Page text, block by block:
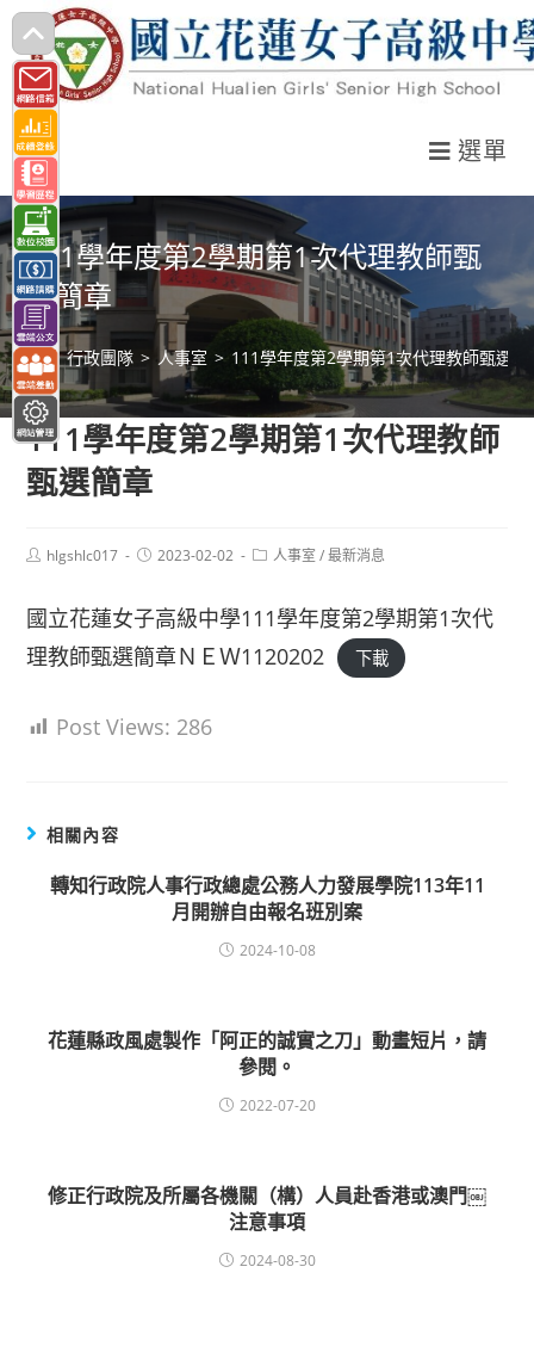
跳
轉
至
主
要
內
容
選單
111學年度第2學期第1次代理教師甄
選簡章
> 行政團隊 > 人事室 > 111學年度第2學期第1次代理教師甄選簡
111學年度第2學期第1次代理教師
甄選簡章
Posthlgshlc017
Post2023-02-02
Post人事室 / 最新消息
國立花蓮女子高級中學111學年度第2學期第1次代
理教師甄選簡章ＮＥＷ1120202
下載
Post Views: 286
相關內容
轉知行政院人事行政總處公務人力發展學院113年11
月開辦自由報名班別案
2024-10-08
花蓮縣政風處製作「阿正的誠實之刀」動畫短片，請
參閱。
2022-07-20
修正行政院及所屬各機關（構）人員赴香港或澳門￼
注意事項
2024-08-30